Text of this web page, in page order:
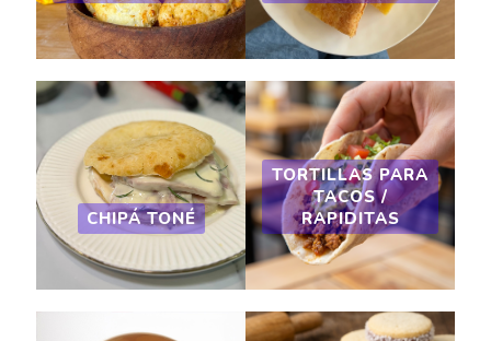
CHIPÁ TONÉ
TORTILLAS PARA
TACOS /
RAPIDITAS